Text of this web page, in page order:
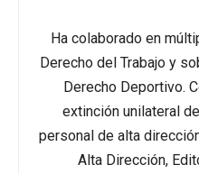
Ha colaborado en
Derecho del Trabajo y
Derecho Deportivo.
extinción unilateral
personal de alta
Alta Dirección,